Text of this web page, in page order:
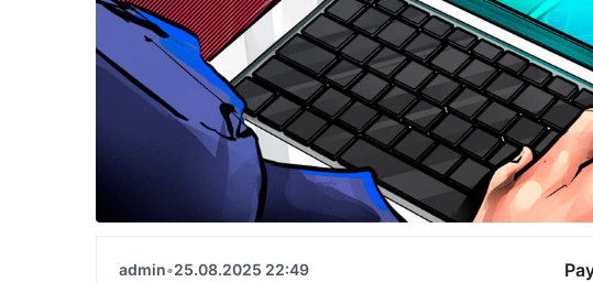
admin•25.08.2025 22:49